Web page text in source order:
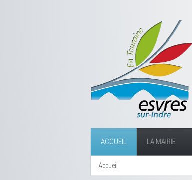
ACCUEIL LA MAIRIE
Accueil